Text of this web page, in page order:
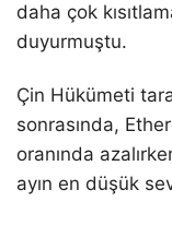
daha çok
duyurmuştu.
Çin Hükümeti
sonrasında,
oranında
ayın en düşük